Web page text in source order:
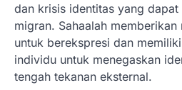
dan krisis identitas yang
migran. Sahaalah
untuk berekspresi dan
individu untuk menegaskan
tengah tekanan eksternal.